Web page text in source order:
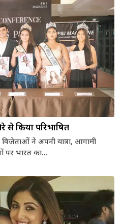
से किया परिभाषित
ने अपनी यात्रा, आगामी
भारत का...